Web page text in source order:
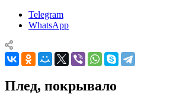
Telegram
WhatsApp
Плед, покрывало